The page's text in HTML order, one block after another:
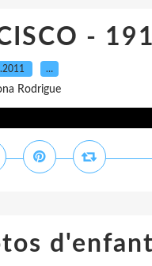
-
…
Rodrigue